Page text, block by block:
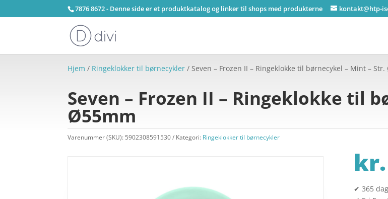
7876 8672 - Denne side er et produktkatalog og linker til shops med produkterne kontakt@htp-
Hjem / Ringeklokker til børnecykler / Seven – Frozen II – Ringeklokke til børnecykel – Mint –
Seven – Frozen II – Ringeklokke til
Ø55mm
Varenummer (SKU): 5902308591530 Kategori: Ringeklokker til børnecykler
kr.
✔ 365